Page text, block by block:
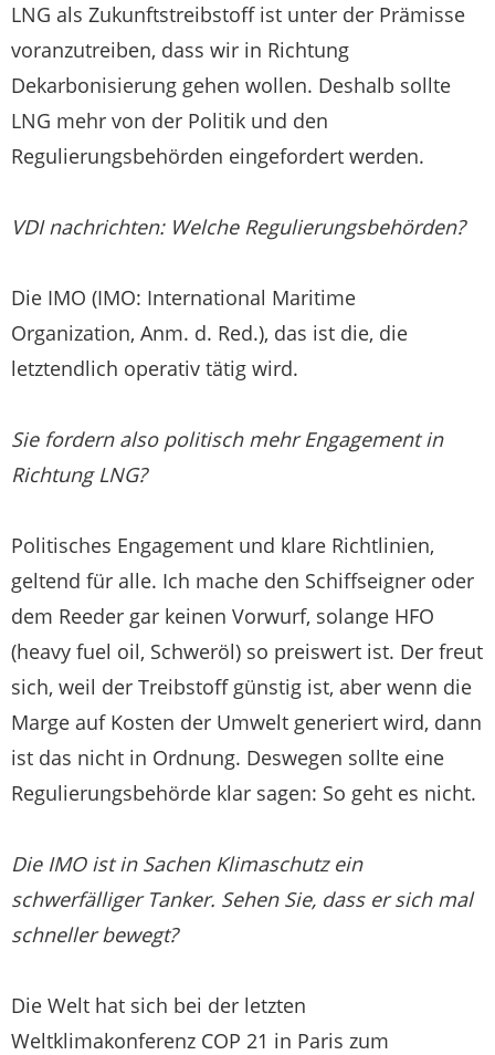
LNG als Zukunftstreibstoff ist unter der Prämisse
voranzutreiben, dass wir in Richtung
Dekarbonisierung gehen wollen. Deshalb sollte
LNG mehr von der Politik und den
Regulierungsbehörden eingefordert werden.
VDI nachrichten:Welche Regulierungsbehörden?
Die IMO (IMO: International Maritime
Organization, Anm. d. Red.), das ist die, die
letztendlich operativ tätig wird.
Sie fordern also politisch mehr Engagement in
Richtung LNG?
Politisches Engagement und klare Richtlinien,
geltend für alle. Ich mache den Schiffseigner oder
dem Reeder gar keinen Vorwurf, solange HFO
(heavy fuel oil, Schweröl) so preiswert ist. Der freut
sich, weil der Treibstoff günstig ist, aber wenn die
Marge auf Kosten der Umwelt generiert wird, dann
ist das nicht in Ordnung. Deswegen sollte eine
Regulierungsbehörde klar sagen: So geht es nicht.
Die IMO ist in Sachen Klimaschutz ein
schwerfälliger Tanker. Sehen Sie, dass er sich mal
schneller bewegt?
Die Welt hat sich bei der letzten
Weltklimakonferenz COP 21 in Paris zum